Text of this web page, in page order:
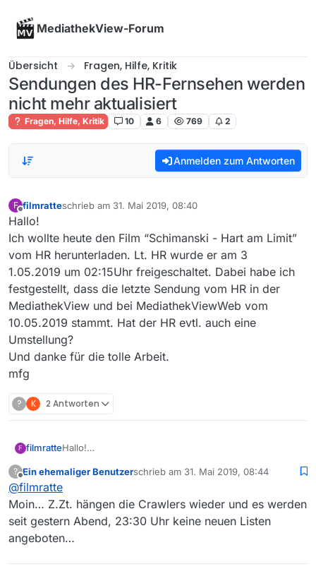
MediathekView-Forum
Übersicht Fragen, Hilfe, Kritik
Sendungen des HR-Fernsehen werden
nicht mehr aktualisiert
Fragen, Hilfe, Kritik 10 6 769 2
Anmelden zum Antworten
F
Offline
filmratteschrieb am 31. Mai 2019, 08:40
zuletzt editiert von
Hallo!
Ich wollte heute den Film “Schimanski - Hart am Limit”
vom HR herunterladen. Lt. HR wurde er am 3
1.05.2019 um 02:15Uhr freigeschaltet. Dabei habe ich
festgestellt, dass die letzte Sendung vom HR in der
MediathekView und bei MediathekViewWeb vom
10.05.2019 stammt. Hat der HR evtl. auch eine
Umstellung?
Und danke für die tolle Arbeit.
mfg
? K 2 Antworten
F filmratteHallo!
vom HR herunterladen. Lt. HR wurde er am 3
1.05.2019 um 02:15Uhr freigeschaltet. Dabei habe ich
festgestellt, dass die letzte Sendung vom HR in der
MediathekView und bei MediathekViewWeb vom
10.05.2019 stammt. Hat der HR evtl. auch eine
Umstellung?
?
Offline
Ein ehemaliger Benutzerschrieb am 31. Mai 2019, 08:44
zuletzt editiert von
@filmratte
Moin… Z.Zt. hängen die Crawlers wieder und es werden
seit gestern Abend, 23:30 Uhr keine neuen Listen
angeboten…